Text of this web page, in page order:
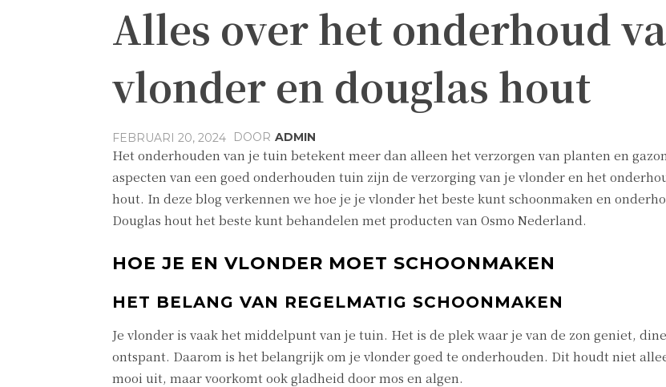
Alles over het onderhoud
vlonder en douglas hout
FEBRUARI 20, 2024 DOOR ADMIN
Het onderhouden van je tuin betekent meer dan alleen het verzorgen van planten en
aspecten van een goed onderhouden tuin zijn de verzorging van je vlonder en het
hout. In deze blog verkennen we hoe je je vlonder het beste kunt schoonmaken en
Douglas hout het beste kunt behandelen met producten van Osmo Nederland.
HOE JE EN VLONDER MOET SCHOONMAKEN
HET BELANG VAN REGELMATIG SCHOONMAKEN
Je vlonder is vaak het middelpunt van je tuin. Het is de plek waar je van de zon geniet,
ontspant. Daarom is het belangrijk om je vlonder goed te onderhouden. Dit houdt niet
mooi uit, maar voorkomt ook gladheid door mos en algen.